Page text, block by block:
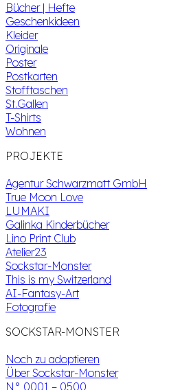
Bücher | Hefte
Geschenkideen
Kleider
Originale
Poster
Postkarten
Stofftaschen
St.Gallen
T-Shirts
Wohnen
PROJEKTE
Agentur Schwarzmatt GmbH
True Moon Love
LUMAKI
Galinka Kinderbücher
Lino Print Club
Atelier23
Sockstar-Monster
This is my Switzerland
AI-Fantasy-Art
Fotografie
SOCKSTAR-MONSTER
Noch zu adoptieren
Über Sockstar-Monster
N° 0001 – 0500